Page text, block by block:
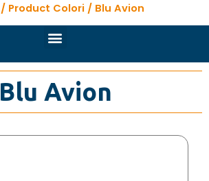
/ Product Colori / Blu Avion
Blu Avion